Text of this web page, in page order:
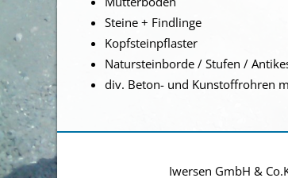
Steine + Findlinge
Kopfsteinpflaster
Natursteinborde / Stufen /
div. Beton- und Kunstoffrohren
Iwersen GmbH &